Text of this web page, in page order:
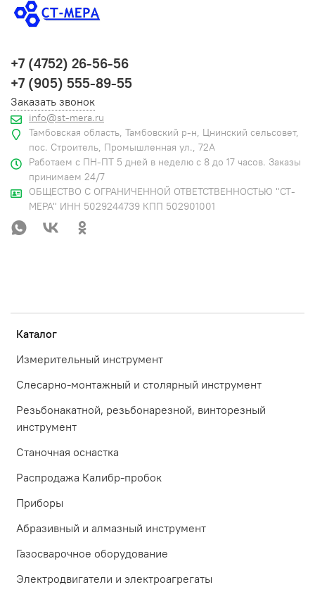
Каталог
Измерительный инструмент
Слесарно-монтажный и столярный инструмент
Резьбонакатной, резьбонарезной, винторезный
инструмент
Станочная оснастка
Распродажа Калибр-пробок
Приборы
Абразивный и алмазный инструмент
Газосварочное оборудование
Электродвигатели и электроагрегаты
+7 (4752) 26-56-56
+7 (905) 555-89-55
Заказать звонок
info@st-mera.ru
Тамбовская область, Тамбовский р-н, Цнинский сельсовет,
пос. Строитель, Промышленная ул., 72А
Работаем с ПН-ПТ 5 дней в неделю с 8 до 17 часов. Заказы
принимаем 24/7
ОБЩЕСТВО С ОГРАНИЧЕННОЙ ОТВЕТСТВЕННОСТЬЮ "СТ-
МЕРА" ИНН 5029244739 КПП 502901001